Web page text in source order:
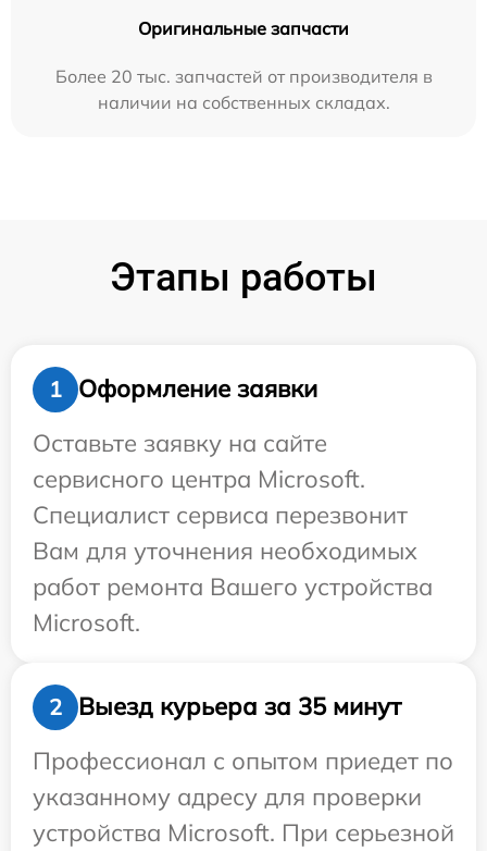
Оригинальные запчасти
Более 20 тыс. запчастей от производителя в
наличии на собственных складах.
Этапы работы
1
Оформление заявки
Оставьте заявку на сайте
сервисного центра Microsoft.
Специалист сервиса перезвонит
Вам для уточнения необходимых
работ ремонта Вашего устройства
Microsoft.
2
Выезд курьера за 35 минут
Профессионал с опытом приедет по
указанному адресу для проверки
устройства Microsoft. При серьезной